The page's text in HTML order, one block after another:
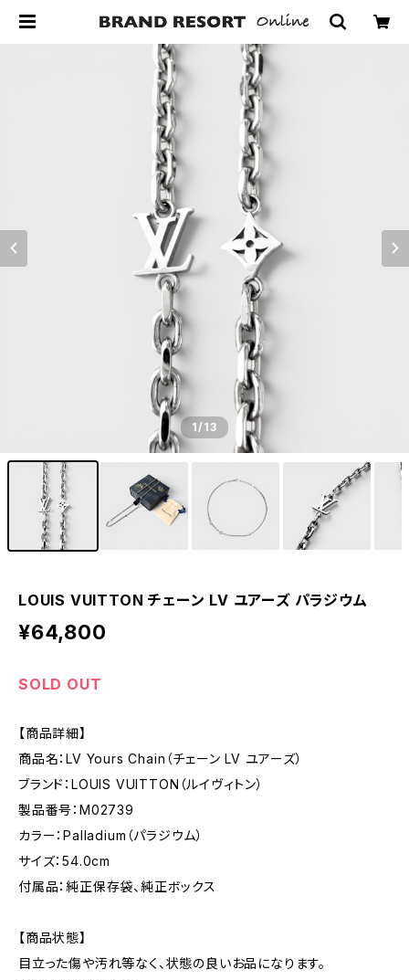
1/13
LOUIS VUITTON チェーン LV ユアーズ パラジウム
¥64,800
SOLD OUT
【商品詳細】
商品名：LV Yours Chain（チェーン LV ユアーズ）
ブランド：LOUIS VUITTON（ルイヴィトン）
製品番号：M02739
カラー：Palladium（パラジウム）
サイズ：54.0cm
付属品：純正保存袋、純正ボックス
【商品状態】
目立った傷や汚れ等なく、状態の良いお品になります。